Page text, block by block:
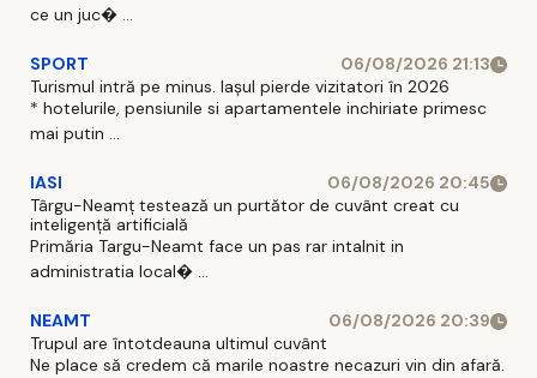
ce un juc� ...
SPORT
06/08/2026 21:13
Turismul intră pe minus. Iașul pierde vizitatori în 2026
* hotelurile, pensiunile si apartamentele inchiriate primesc
mai putin ...
IASI
06/08/2026 20:45
Târgu-Neamț testează un purtător de cuvânt creat cu
inteligență artificială
Primăria Targu-Neamt face un pas rar intalnit in
administratia local� ...
NEAMT
06/08/2026 20:39
Trupul are întotdeauna ultimul cuvânt
Ne place să credem că marile noastre necazuri vin din afară.